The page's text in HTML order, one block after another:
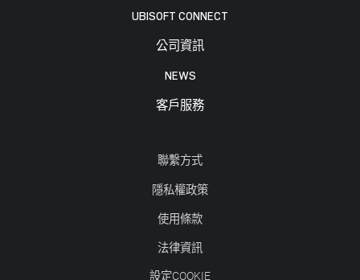
UBISOFT CONNECT
公司資訊
NEWS
客戶服務
聯繫方式
隱私權政策
使用條款
法律資訊
設定COOKIE